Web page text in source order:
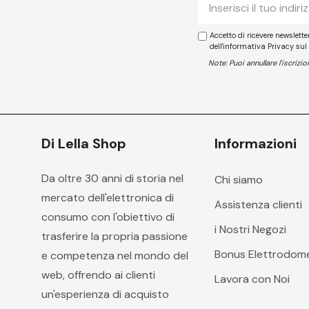
Accetto di ricevere
dell'informativa Privacy
Note: Puoi annullare
Di Lella Shop
Da oltre 30 anni di storia nel
mercato dell'elettronica di
consumo con l'obiettivo di
trasferire la propria passione
e competenza nel mondo del
web, offrendo ai clienti
un'esperienza di acquisto
Informazioni
Chi siamo
Assistenza clienti
i Nostri Negozi
Bonus
Lavora con Noi